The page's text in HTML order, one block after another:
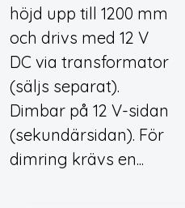
höjd upp till 1200 mm
och drivs med 12 V
DC via transformator
(säljs separat).
Dimbar på 12 V-sidan
(sekundärsidan). För
dimring krävs en...